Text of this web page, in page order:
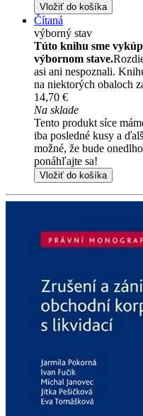
Vložiť do košíka
Čítaná
výborný stav
Túto knihu sme
výbornom stave.
asi ani nespoznali.
na niektorých obaloch
14,70 €
Na sklade
Tento produkt síce
iba posledné kusy a
možné, že bude
ponáhľajte sa!
Vložiť do košíka